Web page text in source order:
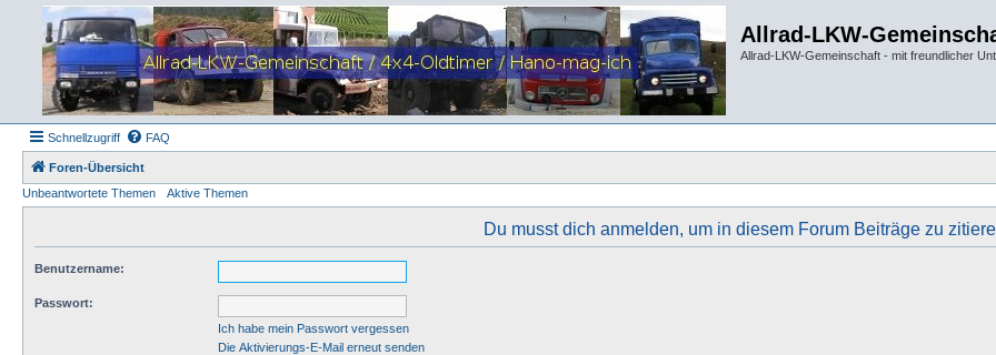
Allrad-LKW-
Allrad-LKW-Gemeinschaft - mit freundlicher
Schnellzugriff FAQ
Foren-Übersicht
Unbeantwortete Themen
Aktive Themen
Du musst dich anmelden, um in diesem Forum Beiträge zu
Benutzername:
Passwort:
Ich habe mein Passwort vergessen
Die Aktivierungs-E-Mail erneut senden